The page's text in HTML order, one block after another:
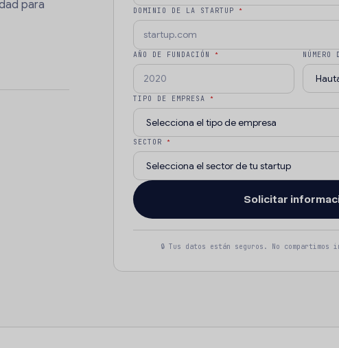
para
DOMINIO DE LA STARTUP *
AÑO DE FUNDACIÓN * NÚMERO
TIPO DE EMPRESA *
SECTOR *
🔒 Tus datos están seguros. No compartimos